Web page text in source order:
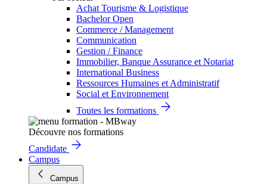
Achat Tourisme & Logistique
Bachelor Open
Commerce / Management
Communication
Gestion / Finance
Immobilier, Banque Assurance et Notariat
International Business
Ressources Humaines et Administratif
Social et Environnement
Toutes les formations
Découvre nos formations
Candidate
Campus
Campus